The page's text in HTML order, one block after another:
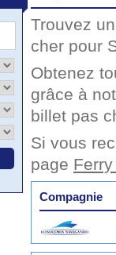
Trouvez
cher pour
Obtenez
grâce à
billet pas
Si vous
page
Compagnie